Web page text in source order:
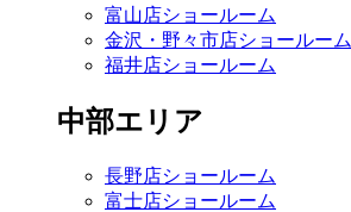
富山店ショールーム
金沢・野々市店ショールーム
福井店ショールーム
中部エリア
長野店ショールーム
富士店ショールーム